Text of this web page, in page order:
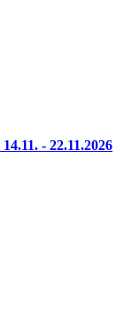
14.11. - 22.11.2026